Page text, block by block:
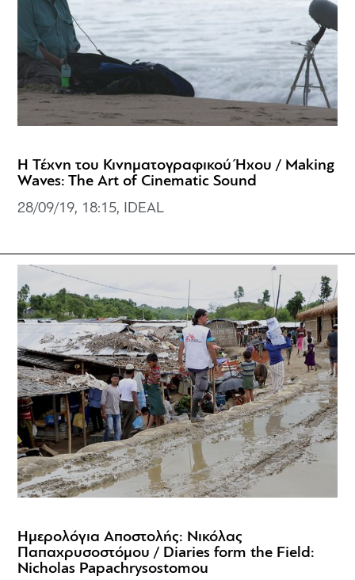
Η Τέχνη του Κινηματογραφικού Ήχου / Making
Waves: The Art of Cinematic Sound
28/09/19, 18:15, IDEAL
Ημερολόγια Αποστολής: Νικόλας
Παπαχρυσοστόμου / Diaries form the Field:
Nicholas Papachrysostomou